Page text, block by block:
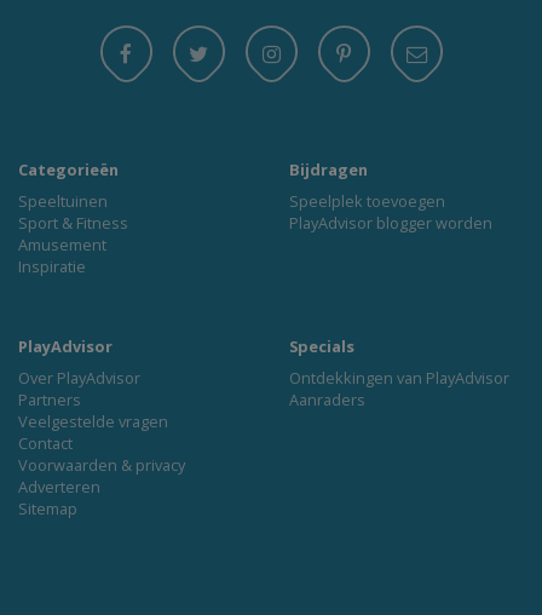
Categorieën
Speeltuinen
Sport & Fitness
Amusement
Inspiratie
Bijdragen
Speelplek toevoegen
PlayAdvisor blogger worden
PlayAdvisor
Over PlayAdvisor
Partners
Veelgestelde vragen
Contact
Voorwaarden & privacy
Adverteren
Sitemap
Specials
Ontdekkingen van PlayAdvisor
Aanraders